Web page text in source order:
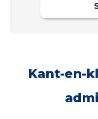
Kant-en-